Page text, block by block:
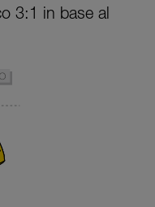
3:1 in base al